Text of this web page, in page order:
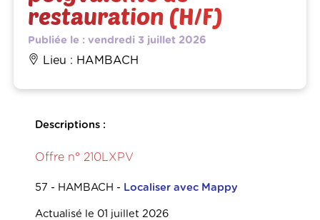
restauration (H/F)
Publiée le : vendredi 3 juillet 2026
Lieu : HAMBACH
Descriptions :
Offre n° 210LXPV
57 - HAMBACH - Localiser avec Mappy
Actualisé le 01 juillet 2026